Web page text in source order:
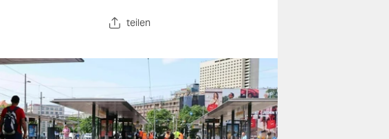
teilen